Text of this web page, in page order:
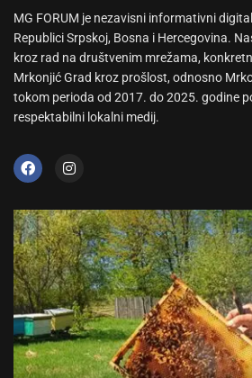
MG FORUM je nezavisni informativni
Republici Srpskoj, Bosna i Hercegovina.
kroz rad na društvenim mrežama,
Mrkonjić Grad kroz prošlost, odnosno
tokom perioda od 2017. do 2025. godine
respektabilni lokalni medij.